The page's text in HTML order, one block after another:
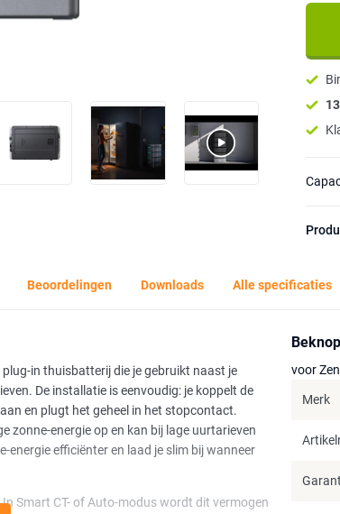
Beoordelingen Downloads Alle specificaties
plug-in thuisbatterij die je gebruikt naast je
De installatie is eenvoudig: je koppelt de
en plugt het geheel in het stopcontact.
zonne-energie op en kan bij lage uurtarieven
efficiënter en laad je slim bij wanneer
Smart CT- of Auto-modus wordt dit vermogen
voor
Merk